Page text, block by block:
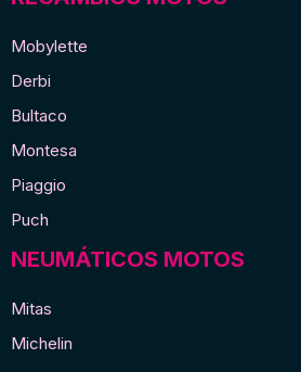
Mobylette
Derbi
Bultaco
Montesa
Piaggio
Puch
NEUMÁTICOS MOTOS
Mitas
Michelin